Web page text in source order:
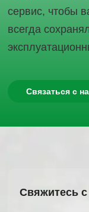
сервис, чтобы
всегда
Связаться с
Свяжитесь